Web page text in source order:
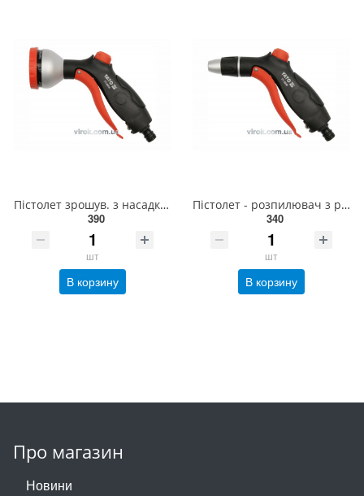
Пістолет зрошув. з насадкою 7-позиц. на шланг YATO: Ø=1/2" [12/48] YT-8959
390
шт
В корзину
Пістолет - розпилювач з регулятором YATO: d=1/2" [12/48] YT-8956
340
шт
В корзину
Про магазин
Новини